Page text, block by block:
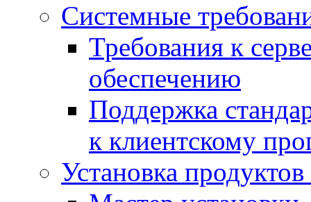
Системные
Требования к
обеспечению
Поддержка
к клиентскому
Установка